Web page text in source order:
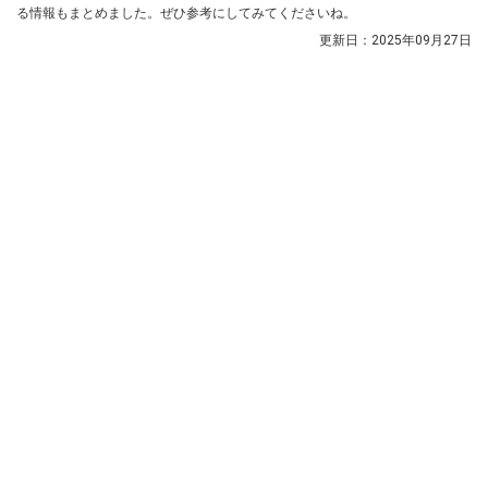
る情報もまとめました。ぜひ参考にしてみてくださいね。
更新日： 2025年09月27日